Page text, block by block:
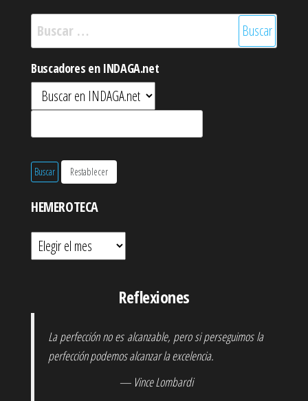
Buscar:
Buscadores en INDAGA.net
HEMEROTECA
Hemeroteca
Reflexiones
La perfección no es alcanzable, pero si perseguimos la
perfección podemos alcanzar la excelencia.
— Vince Lombardi